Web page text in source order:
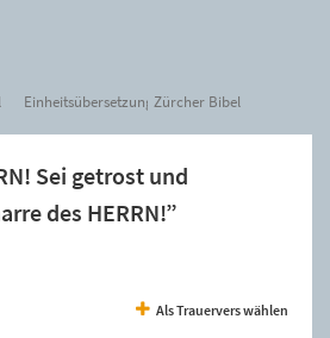
Einheitsübersetzung Zürcher Bibel
Sei getrost und
des HERRN!”
Als Trauervers wählen